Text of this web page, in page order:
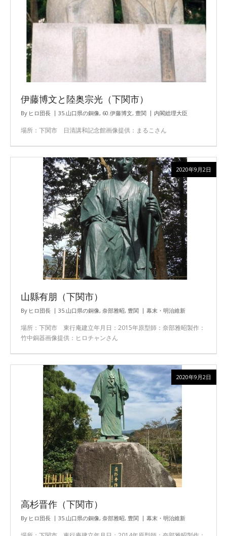
伊藤博文と陸奥宗光（下関市）
By ヒロ団長 35.山口県の銅像, 60.伊藤博文, 豊関 内閣総理大臣
場所：下関市 日清講和記念館画像提供：まるこさん
山縣有朋（下関市）
By ヒロ団長 35.山口県の銅像, 奈部雅昭, 豊関 幕末・明治維新
場所：下関市 東行庵建立年月日：2015年原型師：奈部雅昭製作：
竹中銅器画像提供：ヒロチャンさん
2020年9月2日
高杉晋作（下関市）
By ヒロ団長 35.山口県の銅像, 奈部雅昭, 豊関 幕末・明治維新
2020年9月2日